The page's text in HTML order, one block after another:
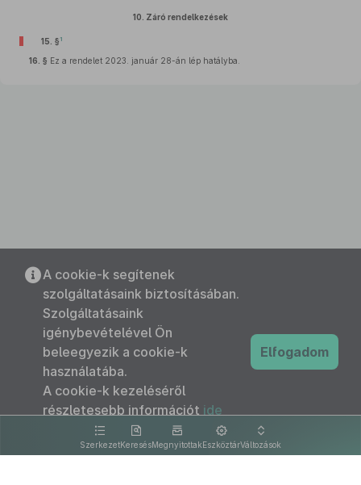
10. Záró rendelkezések
15. § 1
16. § Ez a rendelet 2023. január 28-án lép hatályba.
SzerkezetKeresésMegnyitottakEszköztárVáltozások
A cookie-k segítenek
szolgáltatásaink biztosításában.
Szolgáltatásaink
igénybevételével Ön
beleegyezik a cookie-k
használatába.
A cookie-k kezeléséről
részletesebb információt ide
kattintva olvashat.
Elfogadom